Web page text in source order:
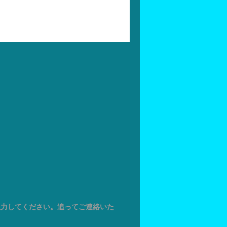
してください。追ってご連絡いた